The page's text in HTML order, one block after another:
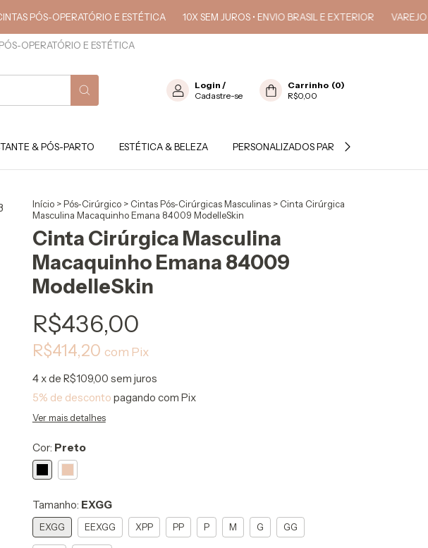
OPERATÓRIO E ESTÉTICA 10X SEM JUROS • ENVIO BRASIL E EXTERIOR VAREJO •
OPERATÓRIO E ESTÉTICA
Login /
Cadastre-se
Carrinho (0)
R$0,00
& PÓS-PARTO ESTÉTICA & BELEZA PERSONALIZADOS PARA PROFISSIONAL
Início > Pós-Cirúrgico > Cintas Pós-Cirúrgicas Masculinas > Cinta Cirúrgica
Masculina Macaquinho Emana 84009 ModelleSkin
Cinta Cirúrgica Masculina
Macaquinho Emana 84009
ModelleSkin
R$436,00
R$414,20 com Pix
4x de R$109,00 sem juros
5% de desconto pagando com Pix
Ver mais detalhes
Cor: Preto
Tamanho: EXGG
EXGG EEXGG XPP PP P M G GG